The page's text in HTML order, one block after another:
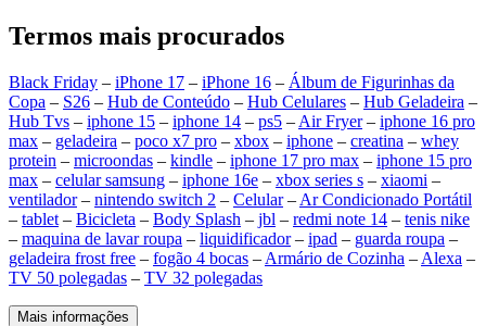
Termos mais procurados
Black Friday – iPhone 17 – iPhone 16 – Álbum de Figurinhas da
Copa – S26 – Hub de Conteúdo – Hub Celulares – Hub Geladeira –
Hub Tvs – iphone 15 – iphone 14 – ps5 – Air Fryer– iphone 16 pro
max – geladeira – poco x7 pro – xbox – iphone – creatina – whey
protein – microondas – kindle – iphone 17 pro max – iphone 15 pro
max – celular samsung – iphone 16e – xbox series s – xiaomi –
ventilador– nintendo switch 2 – Celular– Ar Condicionado Portátil
– tablet – Bicicleta – Body Splash – jbl – redmi note 14 – tenis nike
– maquina de lavar roupa – liquidificador– ipad – guarda roupa –
geladeira frost free – fogão 4 bocas – Armário de Cozinha – Alexa –
TV 50 polegadas – TV 32 polegadas
Mais informações